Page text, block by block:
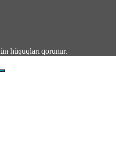
Cənub» beynəlxalq
başlayacaq”
hüquqları qorunur.